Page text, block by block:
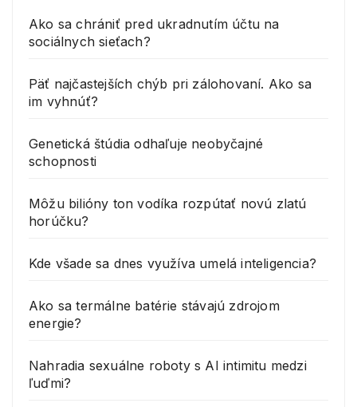
Ako sa chrániť pred ukradnutím účtu na
sociálnych sieťach?
Päť najčastejších chýb pri zálohovaní. Ako sa
im vyhnúť?
Genetická štúdia odhaľuje neobyčajné
schopnosti
Môžu bilióny ton vodíka rozpútať novú zlatú
horúčku?
Kde všade sa dnes využíva umelá inteligencia?
Ako sa termálne batérie stávajú zdrojom
energie?
Nahradia sexuálne roboty s AI intimitu medzi
ľuďmi?